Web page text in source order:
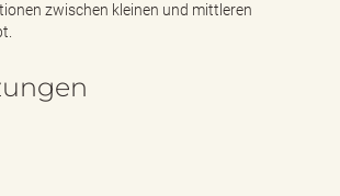
zwischen kleinen und mittleren